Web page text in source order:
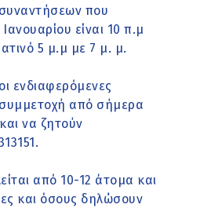
που
είναι 10 π.μ
5 μ.μ με 7 μ. μ.
ενδιαφερόμενες
από σήμερα
να ζητούν
από 10-12 άτομα και
και όσους δηλώσουν